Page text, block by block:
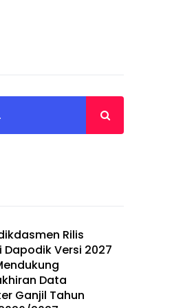
Rilis
Dapodik Versi 2027
Data
Ganjil Tahun